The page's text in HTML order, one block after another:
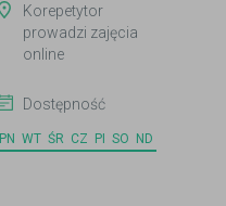
Korepetytor
prowadzi zajęcia
online
Dostępność
PN WT ŚR CZ PI SO ND